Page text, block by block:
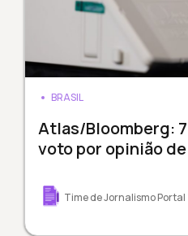
BRASIL
Atlas/Bloomberg:
voto por opinião
Time de Jornalismo Portal